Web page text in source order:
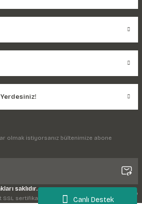
Canlı Destek
olmak istiyorsanız bültenimize abone
saklıdır.
sertifikası ile korunmaktadır.